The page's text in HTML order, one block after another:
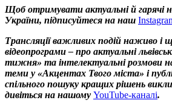
Щоб отримувати актуальні й гарячі
України, підписуйтеся на наш
Трансляції важливих подій наживо і
відеопрограми – про актуальні
тижня» та інтелектуальні розмови на
теми у «Акцентах Твого міста» і
спільного пошуку кращих рішень
дивіться на нашому YouTube-каналі.